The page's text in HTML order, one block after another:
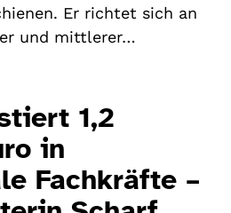
Er richtet sich an
und mittlerer…
1,2
in
Fachkräfte –